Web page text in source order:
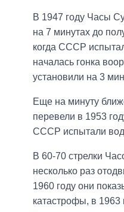
В 1947 году Часы
на 7 минутах до
когда СССР
началась гонка
установили на 3
Еще на минуту
перевели в 1953
СССР испытали
В 60-70 стрелки
несколько раз
1960 году они
катастрофы, в 1963